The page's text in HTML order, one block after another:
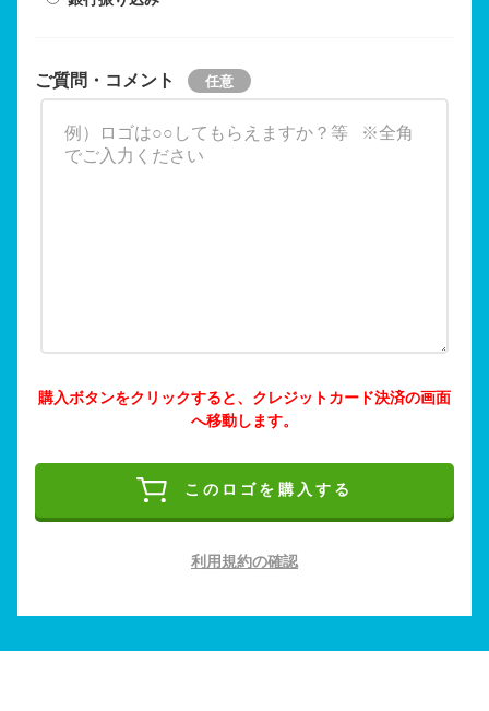
ご質問・コメント
購入ボタンをクリックすると、クレジットカード決済の画面
へ移動します。
このロゴを購入する
利用規約の確認